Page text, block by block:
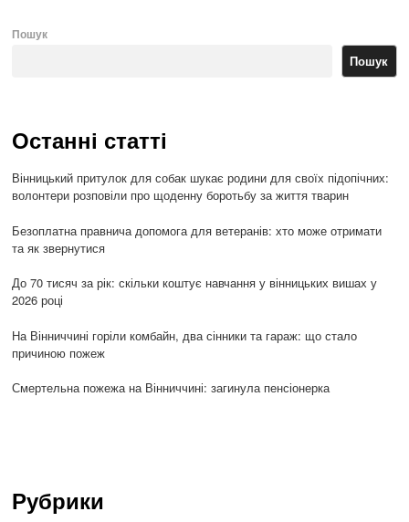
Пошук
Пошук
Останні статті
Вінницький притулок для собак шукає родини для своїх підопічних:
волонтери розповіли про щоденну боротьбу за життя тварин
Безоплатна правнича допомога для ветеранів: хто може отримати
та як звернутися
До 70 тисяч за рік: скільки коштує навчання у вінницьких вишах у
2026 році
На Вінниччині горіли комбайн, два сінники та гараж: що стало
причиною пожеж
Смертельна пожежа на Вінниччині: загинула пенсіонерка
Рубрики